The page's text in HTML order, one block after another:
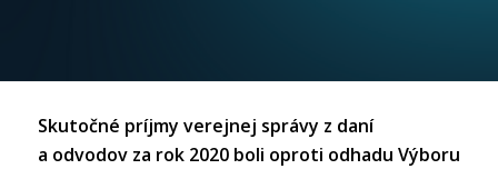
Skutočné príjmy verejnej správy z daní
a odvodov za rok 2020 boli oproti odhadu Výboru